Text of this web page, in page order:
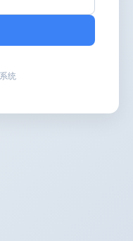
统